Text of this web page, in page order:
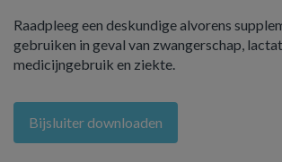
Raadpleeg een deskundige alvorens
gebruiken in geval van zwangerschap,
medicijngebruik en ziekte.
Bijsluiter downloaden